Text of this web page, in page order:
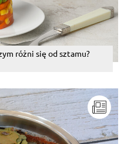
różni się od sztamu?